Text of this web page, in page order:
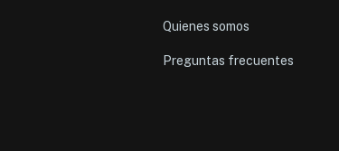
Quienes somos
Preguntas frecuentes